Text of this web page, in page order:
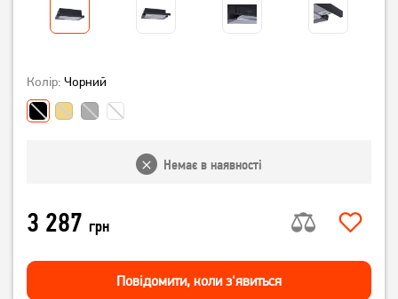
Колір: Чорний
Немає в наявності
3 287 грн
Повiдомити, коли з'явиться